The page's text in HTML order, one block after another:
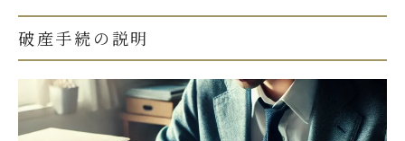
破産手続の説明